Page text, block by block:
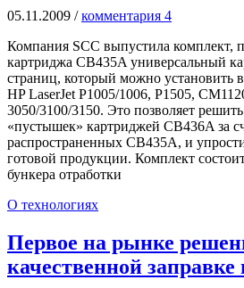
05.11.2009 /комментария 4
Компания SCC выпустила комплект,
картриджа CB435A универсальный
страниц, который можно установить
HP LaserJet P1005/1006, P1505,
3050/3100/3150. Это позволяет
«пустышек» картриджей CB436A за
распространенных CB435A, и
готовой продукции. Комплект
бункера отработки
О технологиях
Первое на рынке
качественной заправке